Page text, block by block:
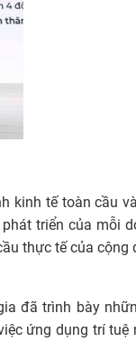
kinh tế toàn cầu
triển của mỗi
thực tế của cộng
đã trình bày
ứng dụng trí tuệ